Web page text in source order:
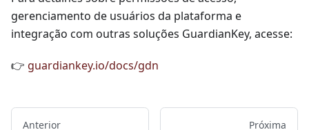
gerenciamento de usuários da plataforma e
integração com outras soluções GuardianKey, acesse:
👉 guardiankey.io/docs/gdn
Anterior Próxima